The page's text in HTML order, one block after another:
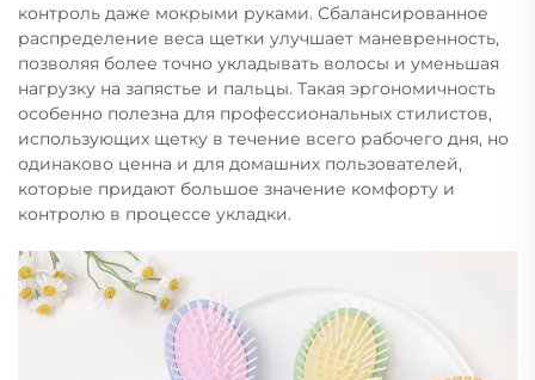
контроль даже мокрыми руками. Сбалансированное
распределение веса щетки улучшает маневренность,
позволяя более точно укладывать волосы и уменьшая
нагрузку на запястье и пальцы. Такая эргономичность
особенно полезна для профессиональных стилистов,
использующих щетку в течение всего рабочего дня, но
одинаково ценна и для домашних пользователей,
которые придают большое значение комфорту и
контролю в процессе укладки.